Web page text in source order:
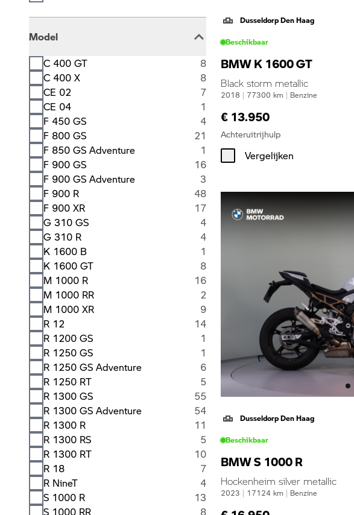
Model
C 400 GT
8
C 400 X
8
CE 02
7
CE 04
1
F 450 GS
4
F 800 GS
21
F 850 GS Adventure
1
F 900 GS
16
F 900 GS Adventure
3
F 900 R
48
F 900 XR
17
G 310 GS
4
G 310 R
4
K 1600 B
1
K 1600 GT
8
M 1000 R
16
M 1000 RR
2
M 1000 XR
9
R 12
14
R 1200 GS
1
R 1250 GS
1
R 1250 GS Adventure
6
R 1250 RT
5
R 1300 GS
55
R 1300 GS Adventure
54
R 1300 R
11
R 1300 RS
5
R 1300 RT
10
R 18
7
R NineT
4
S 1000 R
13
S 1000 RR
8
Dusseldorp Den Haag
Beschikbaar
BMW K 1600 GT
Black storm metallic
2018 | 77300 km | Benzine
€ 13.950
Achteruitrijhulp
Vergelijken
Dusseldorp Den Haag
Beschikbaar
BMW S 1000 R
Hockenheim silver metallic
2023 | 17124 km | Benzine